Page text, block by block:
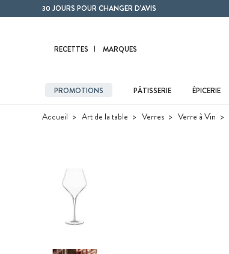
Contenu principal30 JOURS POUR CHANGER D'AVIS
RECETTES MARQUES
PROMOTIONS PÂTISSERIE ÉPICERIE
Accueil Art de la table Verres Verre à Vin